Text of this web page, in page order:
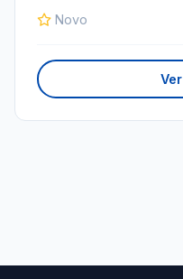
Novo